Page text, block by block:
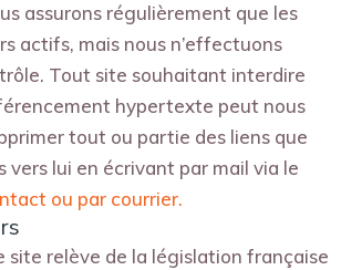
assurons régulièrement que les
actifs, mais nous n’effectuons
Tout site souhaitant interdire
hypertexte peut nous
tout ou partie des liens que
vers lui en écrivant par mail via le
ou par courrier.
site relève de la législation française